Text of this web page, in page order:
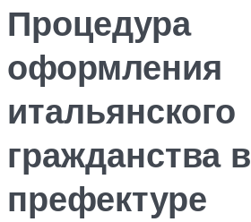
Процедура
оформления
итальянского
гражданства в
префектуре